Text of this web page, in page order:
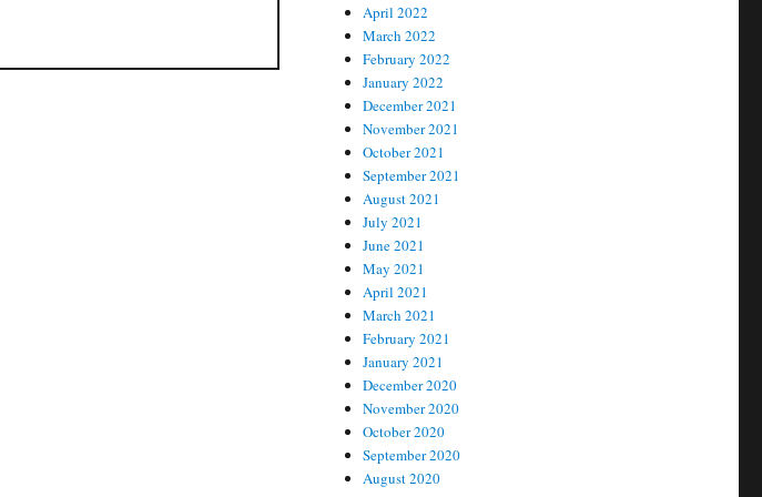
April 2022
March 2022
February 2022
January 2022
December 2021
November 2021
October 2021
September 2021
August 2021
July 2021
June 2021
May 2021
April 2021
March 2021
February 2021
January 2021
December 2020
November 2020
October 2020
September 2020
August 2020